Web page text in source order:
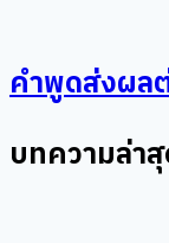
คำพูดส่งผล
บทความล่า